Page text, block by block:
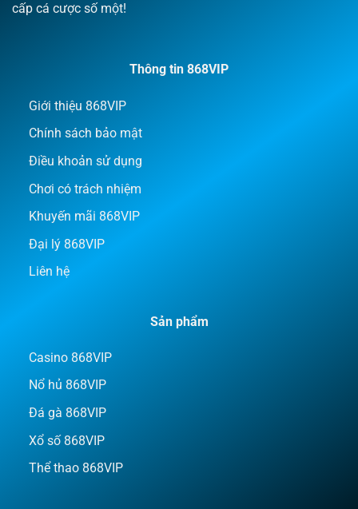
cấp cá cược số một!
Thông tin 868VIP
Giới thiệu 868VIP
Chính sách bảo mật
Điều khoản sử dụng
Chơi có trách nhiệm
Khuyến mãi 868VIP
Đại lý 868VIP
Liên hệ
Sản phẩm
Casino 868VIP
Nổ hủ 868VIP
Đá gà 868VIP
Xổ số 868VIP
Thể thao 868VIP